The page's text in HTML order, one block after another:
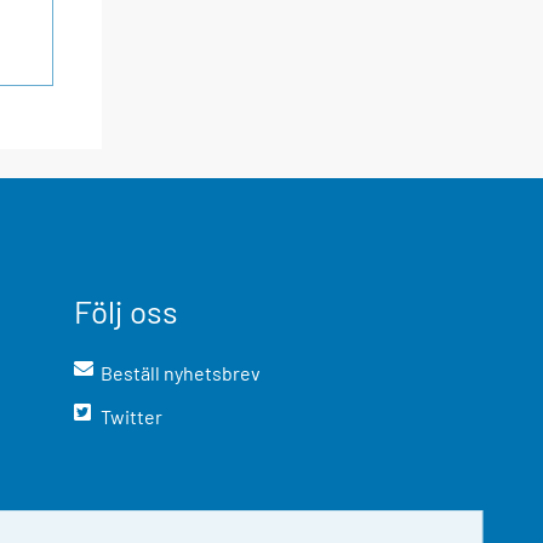
Följ oss
Beställ nyhetsbrev
Twitter